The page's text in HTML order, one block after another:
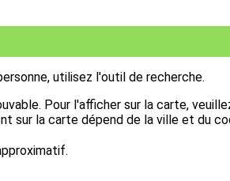
utilisez l'outil de recherche.
Pour l'afficher sur la carte,
sur la carte dépend de la ville et du